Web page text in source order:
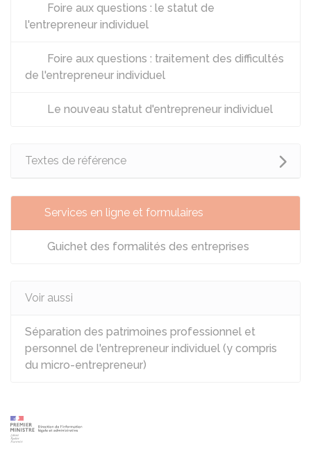
Foire aux questions : le statut de
l'entrepreneur individuel
Foire aux questions : traitement des difficultés
de l'entrepreneur individuel
Le nouveau statut d'entrepreneur individuel
Textes de référence
Services en ligne et formulaires
Guichet des formalités des entreprises
Voir aussi
Séparation des patrimoines professionnel et
personnel de l'entrepreneur individuel (y compris
du micro-entrepreneur)